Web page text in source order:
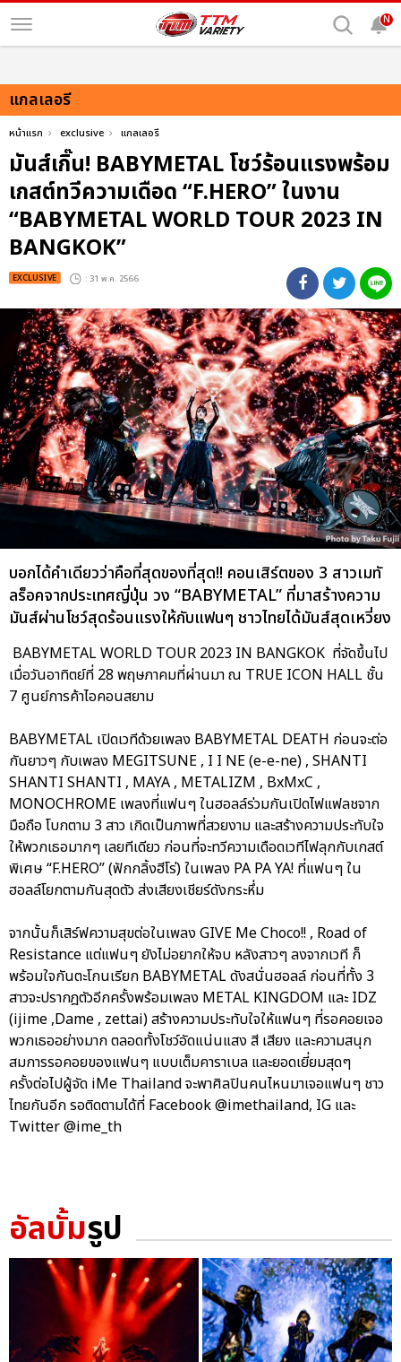
N
แกลเลอรี
หน้าแรก exclusive แกลเลอรี
มันส์เกิ๊น! BABYMETAL โชว์ร้อนแรงพร้อม
เกสต์ทวีความเดือด “F.HERO” ในงาน
“BABYMETAL WORLD TOUR 2023 IN
BANGKOK”
EXCLUSIVE : 31 พ.ค. 2566
บอกได้คำเดียวว่าคือที่สุดของที่สุด!! คอนเสิร์ตของ 3 สาวเมทั
ลร็อคจากประเทศญี่ปุ่น วง “BABYMETAL” ที่มาสร้างความ
มันส์ผ่านโชว์สุดร้อนแรงให้กับแฟนๆ ชาวไทยได้มันส์สุดเหวี่ยง
BABYMETAL WORLD TOUR 2023 IN BANGKOK ที่จัดขึ้นไป
เมื่อวันอาทิตย์ที่ 28 พฤษภาคมที่ผ่านมา ณ TRUE ICON HALL ชั้น
7 ศูนย์การค้าไอคอนสยาม
BABYMETAL เปิดเวทีด้วยเพลง BABYMETAL DEATH ก่อนจะต่อ
กันยาวๆ กับเพลง MEGITSUNE , I I NE (e-e-ne) , SHANTI
SHANTI SHANTI , MAYA , METALIZM , BxMxC ,
MONOCHROME เพลงที่แฟนๆ ในฮอลล์ร่วมกันเปิดไฟแฟลชจาก
มือถือ โบกตาม 3 สาว เกิดเป็นภาพที่สวยงาม และสร้างความประทับใจ
ให้พวกเธอมากๆ เลยทีเดียว ก่อนที่จะทวีความเดือดเวทีไฟลุกกับเกสต์
พิเศษ “F.HERO” (ฟักกลิ้งฮีโร่) ในเพลง PA PA YA! ที่แฟนๆ ใน
ฮอลล์โยกตามกันสุดตัว ส่งเสียงเชียร์ดังกระหึ่ม
จากนั้นก็เสิร์ฟความสุขต่อในเพลง GIVE Me Choco!! , Road of
Resistance แต่แฟนๆ ยังไม่อยากให้จบ หลังสาวๆ ลงจากเวที ก็
พร้อมใจกันตะโกนเรียก BABYMETAL ดังสนั่นฮอลล์ ก่อนที่ทั้ง 3
สาวจะปรากฎตัวอีกครั้งพร้อมเพลง METAL KINGDOM และ IDZ
(ijime ,Dame , zettai) สร้างความประทับใจให้แฟนๆ ที่รอคอยเจอ
พวกเธออย่างมาก ตลอดทั้งโชว์อัดแน่นแสง สี เสียง และความสนุก
สมการรอคอยของแฟนๆ แบบเต็มคาราเบล และยอดเยี่ยมสุดๆ
ครั้งต่อไปผู้จัด iMe Thailand จะพาศิลปินคนไหนมาเจอแฟนๆ ชาว
ไทยกันอีก รอติดตามได้ที่ Facebook @imethailand, IG และ
Twitter @ime_th
อัลบั้มรูป